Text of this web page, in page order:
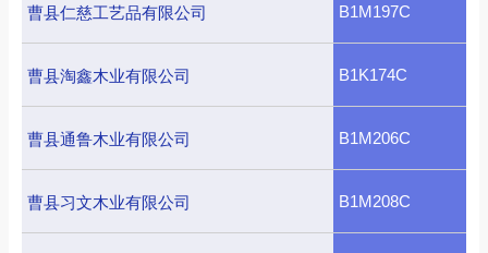
曹县仁慈工艺品有限公司 B1M197C
曹县淘鑫木业有限公司 B1K174C
曹县通鲁木业有限公司 B1M206C
曹县习文木业有限公司 B1M208C